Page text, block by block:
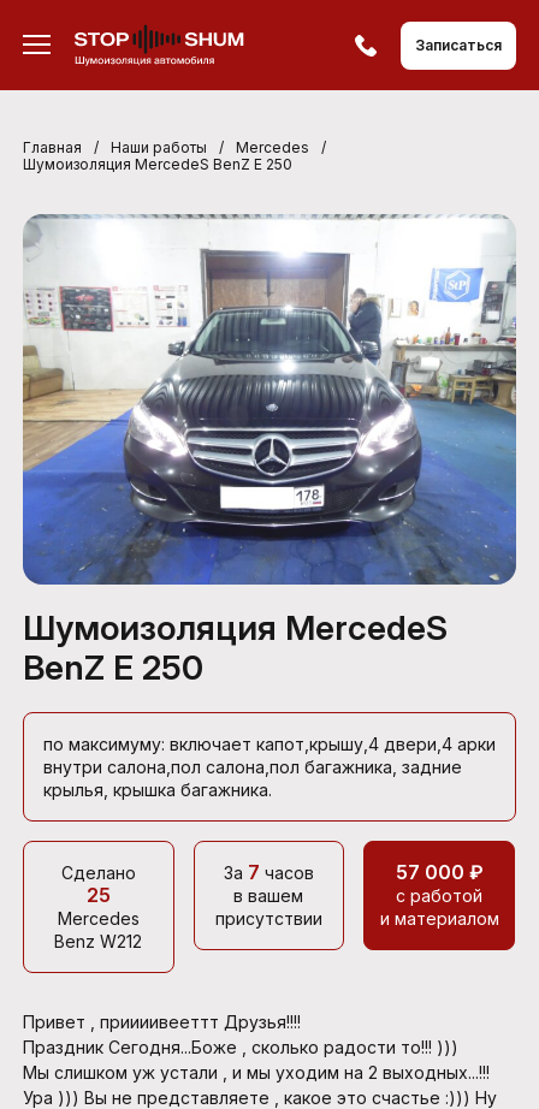
Записаться
Главная / Наши работы / Mercedes
/
Шумоизоляция MercedeS BenZ E 250
Шумоизоляция MercedeS
BenZ E 250
по максимуму: включает капот,крышу,4 двери,4 арки
внутри салона,пол салона,пол багажника, задние
крылья, крышка багажника.
Сделано
25
Mercedes
Benz W212
За 7 часов
в вашем
присутствии
57 000 ₽
с работой
и материалом
Привет , приииивееттт Друзья!!!!
Праздник Сегодня...Боже , сколько радости то!!! )))
Мы слишком уж устали , и мы уходим на 2 выходных...!!!
Ура ))) Вы не представляете , какое это счастье :))) Ну